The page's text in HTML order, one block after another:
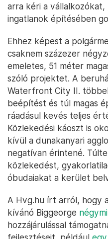
arra kéri a vállalkozókat,
ingatlanok építésében
Ehhez képest a
csaknem százezer
emeletes, 51 méter
szóló projektet. A
Waterfront City II.
beépítést és túl magas
ráadásul kevés teljes
Közlekedési káoszt is
kívül a dunakanyari
negatívan érintené.
közlekedést,
óbudaiakat a kerület
A Hvg.hu írt arról, hogy
kívánó Biggeorge
hozzájárulással